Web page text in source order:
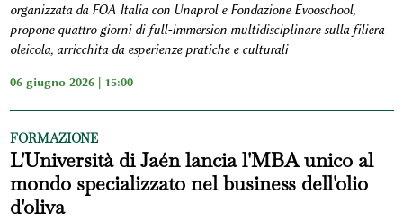
organizzata da FOA Italia con Unaprol e Fondazione Evooschool,
propone quattro giorni di full-immersion multidisciplinare sulla filiera
oleicola, arricchita da esperienze pratiche e culturali
06 giugno 2026 | 15:00
FORMAZIONE
L'Università di Jaén lancia l'MBA unico al
mondo specializzato nel business dell'olio
d'oliva